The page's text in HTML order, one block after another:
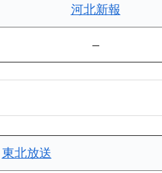
河北新報
–
東北放送